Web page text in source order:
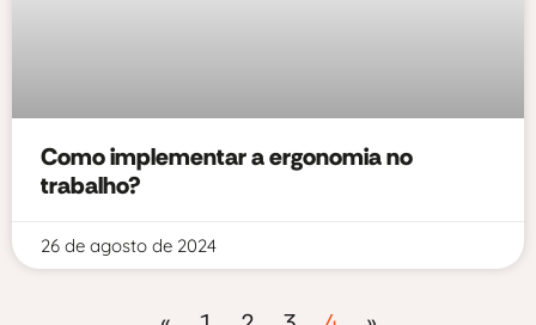
Como implementar a ergonomia no
trabalho?
26 de agosto de 2024